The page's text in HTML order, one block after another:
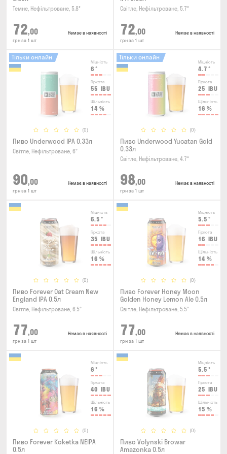
Темне, Нефільтроване, 5.8°
72,00
грн за 1 шт
Немає в наявності
Світле, Нефільтроване, 5.7°
72,00
грн за 1 шт
Немає в наявності
Міцність
6 °
Гіркота
55 IBU
Щільність
14 %
(0)
Тільки онлайн
Пиво Underwood IPA 0.33л
Світле, Нефільтроване, 6°
90,00
грн за 1 шт
Немає в наявності
Міцність
4.7 °
Гіркота
25 IBU
Щільність
16 %
(0)
Тільки онлайн
Пиво Underwood Yucatan Gold
0.33л
Світле, Нефільтроване, 4.7°
98,00
грн за 1 шт
Немає в наявності
Міцність
6.5 °
Гіркота
35 IBU
Щільність
16 %
(0)
Пиво Forever Oat Cream New
England IPA 0.5л
Світле, Нефільтроване, 6.5°
77,00
грн за 1 шт
Немає в наявності
Міцність
5.5 °
Гіркота
16 IBU
Щільність
14 %
(0)
Пиво Forever Honey Moon
Golden Honey Lemon Ale 0.5л
Світле, Нефільтроване, 5.5°
77,00
грн за 1 шт
Немає в наявності
Міцність
6 °
Гіркота
40 IBU
Щільність
16 %
(0)
Пиво Forever Kokеtkа NEIPA
0.5л
Міцність
5.5 °
Гіркота
25 IBU
Щільність
15 %
(0)
Пиво Volynski Browar
Amazonka 0.5л